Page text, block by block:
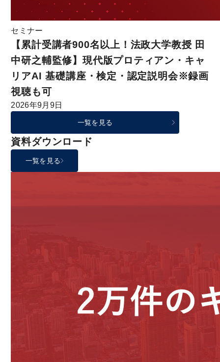
セミナー
【累計受講者900名以上！法政大学教授 田
中研之輔監修】現代版プロティアン・キャ
リアAI 基礎講座・検定・認定説明会※録画
視聴も可
2026年9月9日
一覧を見る
資料ダウンロード
一覧を見る